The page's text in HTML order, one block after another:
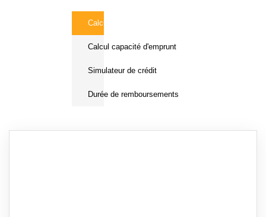
Calcul Frais de notaire
Calcul capacité d'emprunt
Simulateur de crédit
Durée de remboursements